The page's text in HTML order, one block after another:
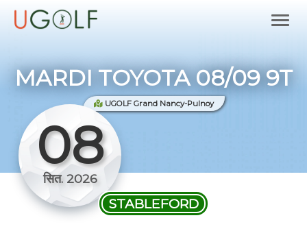
MARDI TOYOTA 08/09 9T
UGOLF Grand Nancy-Pulnoy
08
सित. 2026
STABLEFORD